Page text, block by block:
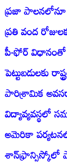
ప్రజా
ప్రతి వంద
పీ-ఫోర్‌ విధానంతో
పెట్టుబడులకు
పారిశ్రామిక
విద్యావ్యవస్థలో
అమెరికా
శాన్‌ఫ్రాన్సిస్కోలో